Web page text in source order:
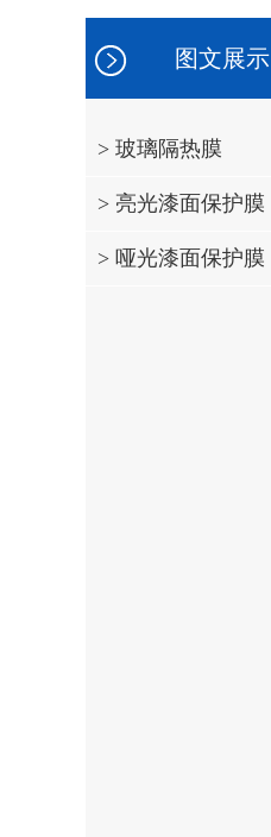
图文展示
> 玻璃隔热膜
> 亮光漆面保护膜
> 哑光漆面保护膜